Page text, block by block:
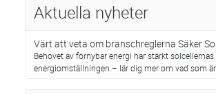
Aktuella nyheter
Värt att veta om branschreglerna Säker Sol
Behovet av förnybar energi har stärkt solcellernas
energiomställningen – lär dig mer om vad som